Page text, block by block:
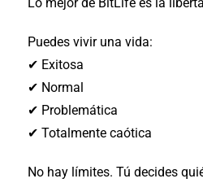
Puedes vivir una vida:
✔ Exitosa
✔ Normal
✔ Problemática
✔ Totalmente caótica
No hay límites. Tú decides